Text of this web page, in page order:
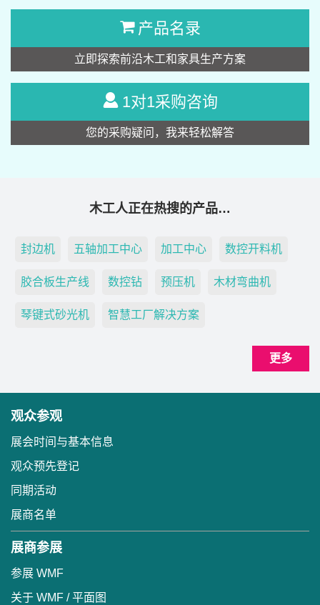
产品名录
立即探索前沿木工和家具生产方案
1对1采购咨询
您的采购疑问，我来轻松解答
木工人正在热搜的产品…
封边机 五轴加工中心 加工中心 数控开料机
胶合板生产线 数控钻 预压机 木材弯曲机
琴键式砂光机 智慧工厂解决方案
更多
观众参观
展会时间与基本信息
观众预先登记
同期活动
展商名单
展商参展
参展 WMF
关于 WMF / 平面图